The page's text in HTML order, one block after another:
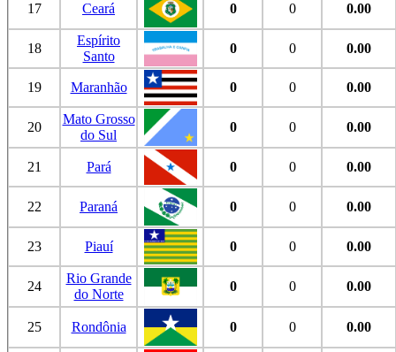
17 Ceará 0 0 0.00
18
Espírito
Santo
0 0 0.00
19 Maranhão 0 0 0.00
20
Mato Grosso
do Sul
0 0 0.00
21 Pará 0 0 0.00
22 Paraná 0 0 0.00
23 Piauí 0 0 0.00
24
Rio Grande
do Norte
0 0 0.00
25 Rondônia 0 0 0.00